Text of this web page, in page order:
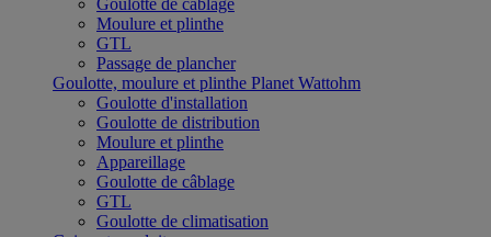
Goulotte de câblage
Moulure et plinthe
GTL
Passage de plancher
Goulotte, moulure et plinthe Planet Wattohm
Goulotte d'installation
Goulotte de distribution
Moulure et plinthe
Appareillage
Goulotte de câblage
GTL
Goulotte de climatisation